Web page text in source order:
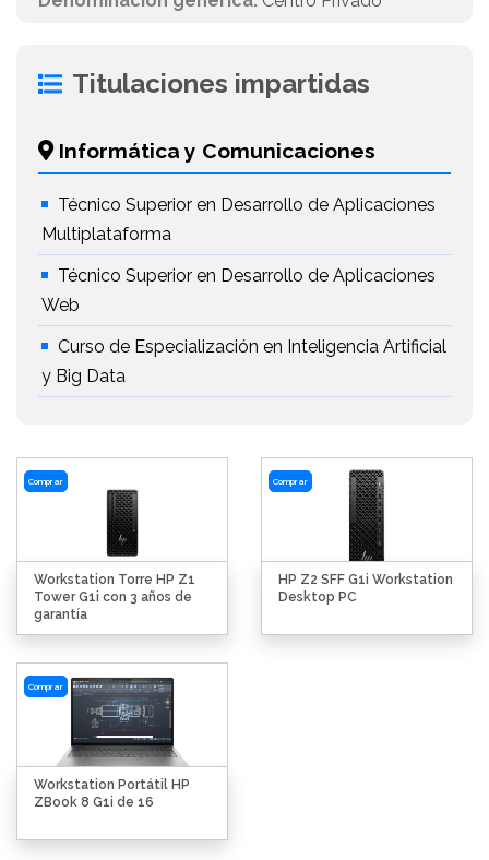
Titulaciones impartidas
Informática y Comunicaciones
Técnico Superior en Desarrollo de Aplicaciones
Multiplataforma
Técnico Superior en Desarrollo de Aplicaciones
Web
Curso de Especialización en Inteligencia Artificial
y Big Data
Comprar
Workstation Torre HP Z1
Tower G1i con 3 años de
garantía
Comprar
HP Z2 SFF G1i Workstation
Desktop PC
Comprar
Workstation Portátil HP
ZBook 8 G1i de 16